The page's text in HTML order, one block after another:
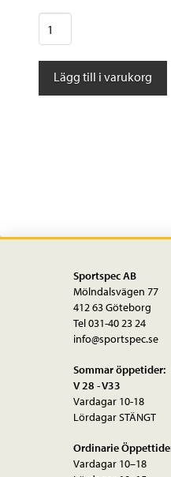
Den
förlorade
cyklisten
Lägg till i varukorg
Sportspec AB
Mölndalsvägen 77
412 63 Göteborg
Tel 031-40 23 24
info@sportspec.se
Sommar öppetider:
V 28 - V33
Vardagar 10-18
Lördagar STÄNGT
Ordinarie
Vardagar 10–18